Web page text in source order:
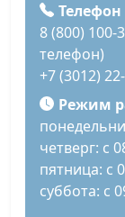
Телефон
8 (800)
телефон)
+7 (3012)
Режим
четверг: с
пятница: с
суббота: с